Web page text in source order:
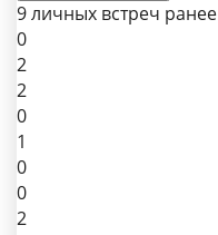
9 личных встреч ранее
0
2
2
0
1
0
0
2